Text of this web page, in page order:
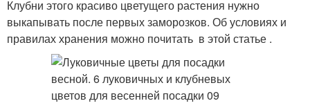
Клубни этого красиво цветущего растения нужно
выкапывать после первых заморозков. Об условиях и
правилах хранения можно почитать в этой статье .